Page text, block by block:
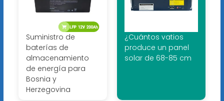
Suministro de
baterías de
almacenamiento
de energía para
Bosnia y
Herzegovina
¿Cuántos vatios
produce un panel
solar de 68-85 cm